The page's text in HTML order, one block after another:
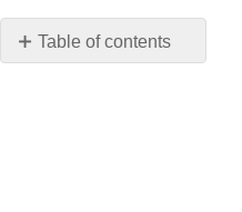
Table of contents